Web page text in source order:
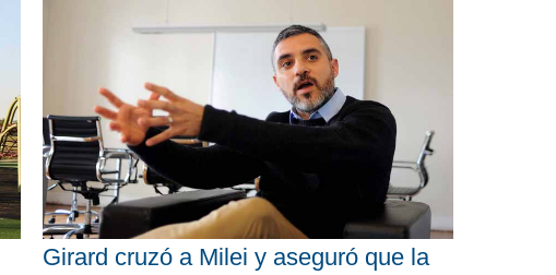
Girard cruzó a Milei y aseguró que la